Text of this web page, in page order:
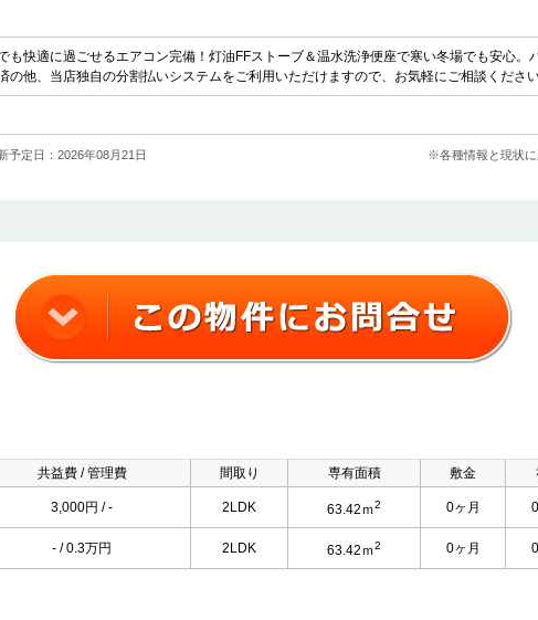
も快適に過ごせるエアコン完備！灯油FFストーブ＆温水洗浄便座で寒い冬場でも安心。
の他、当店独自の分割払いシステムをご利用いただけますので、お気軽にご相談くださ
予定日：2026年08月21日 ※各種情報と現状に
共益費 / 管理費 間取り 専有面積 敷金
3,000円 / - 2LDK 63.42ｍ2 0ヶ月
- / 0.3万円 2LDK 63.42ｍ2 0ヶ月